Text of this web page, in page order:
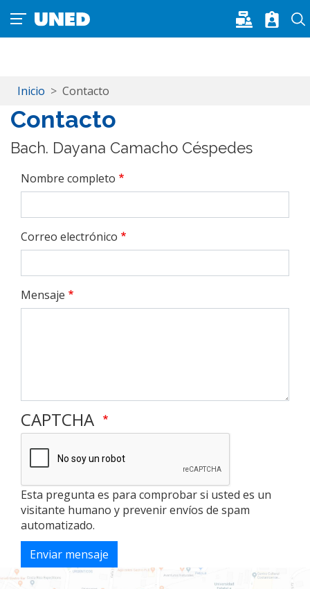
Pasar al contenido principal
Inicio Contacto
Contacto
Bach. Dayana Camacho Céspedes
Nombre completo
Correo electrónico
Mensaje
CAPTCHA
Esta pregunta es para comprobar si usted es un
visitante humano y prevenir envíos de spam
automatizado.
Enviar mensaje